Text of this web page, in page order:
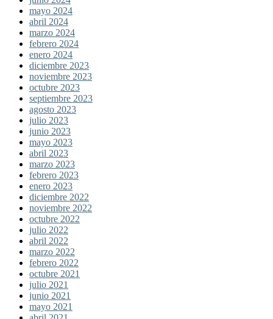
mayo 2024
abril 2024
marzo 2024
febrero 2024
enero 2024
diciembre 2023
noviembre 2023
octubre 2023
septiembre 2023
agosto 2023
julio 2023
junio 2023
mayo 2023
abril 2023
marzo 2023
febrero 2023
enero 2023
diciembre 2022
noviembre 2022
octubre 2022
julio 2022
abril 2022
marzo 2022
febrero 2022
octubre 2021
julio 2021
junio 2021
mayo 2021